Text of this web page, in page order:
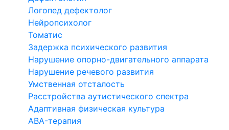
Логопед дефектолог
Нейропсихолог
Томатис
Задержка психического развития
Нарушение опорно-двигательного аппарата
Нарушение речевого развития
Умственная отсталость
Расстройства аутистического спектра
Адаптивная физическая культура
ABA-терапия